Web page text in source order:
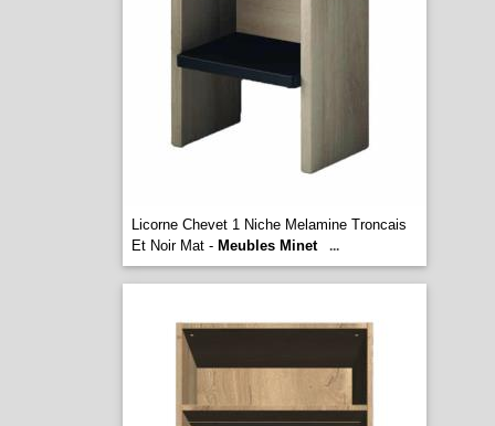
Licorne Chevet 1 Niche Melamine Troncais
Et Noir Mat - Meubles Minet ...